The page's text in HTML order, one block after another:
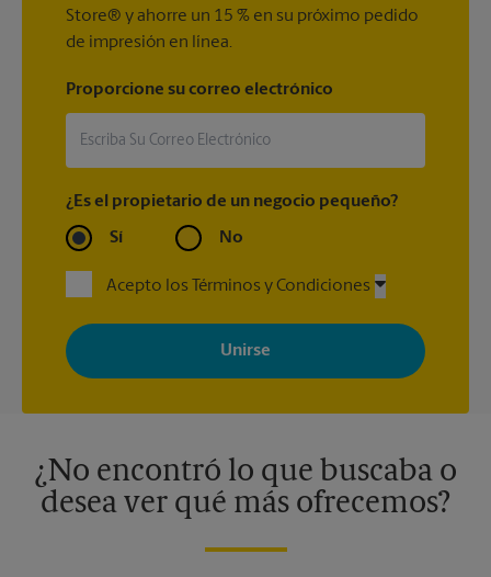
Store® y ahorre un 15 % en su próximo pedido
de impresión en línea.
Proporcione su correo electrónico
¿Es el propietario de un negocio pequeño?
Sí No
Acepto los Términos y Condiciones
Al registrarse, acepta recibir correos electrónicos de The UPS
Store con noticias, ofertas especiales, promociones y mensajes
adaptados a sus intereses. Puede darse de baja en cualquier
momento. Para más información, consulte nuestra política de
¿No encontró lo que buscaba o
desea ver qué más ofrecemos?